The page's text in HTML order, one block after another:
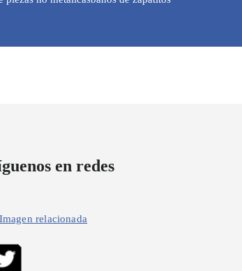
en redes